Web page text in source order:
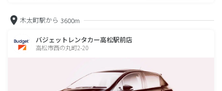
木太町駅から 3600m
バジェットレンタカー高松駅前店
高松市西の丸町2-20